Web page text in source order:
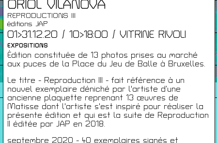
ORIOL VILANOVA
REPRODUCTIONS III
éditions JAP
01>31.12.20 / 10>18:00 / VITRINE RIVOLI
EXPOSITIONS
Édition constituée de 13 photos prises au marché
aux puces de la Place du Jeu de Balle à Bruxelles.
Le titre - Reproduction III - fait référence à un
nouvel exemplaire déniché par l'artiste d’une
ancienne plaquette reprenant 13 œuvres de
Matisse dont l'artiste s'est inspiré pour réaliser la
présente édition et qui est la suite de Reproduction
II éditée par JAP en 2018.
septembre 2020 - 40 exemplaires signés et
Infos Pratiques
Cartes De Membre
Saisons Précédentes
À propos
Infos pratiques